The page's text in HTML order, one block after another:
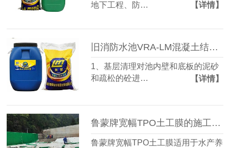
地下工程、防…
【详情】
旧消防水池VRA-LM混凝土结构防腐涂料修补方案
1、基层清理对池内壁和底板的泥砂
和疏松的砼进…
【详情】
鲁蒙牌宽幅TPO土工膜的施工保证措施
鲁蒙牌宽幅TPO土工膜适用于水产养